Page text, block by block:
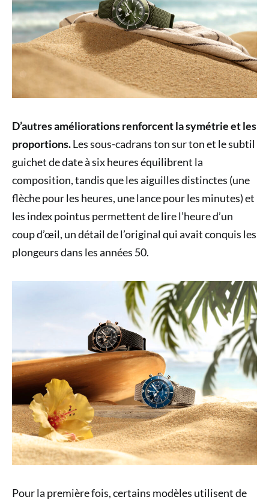
D’autres améliorations renforcent la symétrie et les
proportions.Les sous-cadrans ton sur ton et le subtil
guichet de date à six heures équilibrent la
composition, tandis que les aiguilles distinctes (une
flèche pour les heures, une lance pour les minutes) et
les index pointus permettent de lire l’heure d’un
coup d’œil, un détail de l’original qui avait conquis les
plongeurs dans les années 50.
Pour la première fois, certains modèles utilisent de